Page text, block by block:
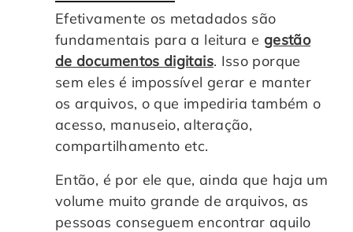
Efetivamente os metadados são
fundamentais para a leitura e gestão
de documentos digitais. Isso porque
sem eles é impossível gerar e manter
os arquivos, o que impediria também o
acesso, manuseio, alteração,
compartilhamento etc.
Então, é por ele que, ainda que haja um
volume muito grande de arquivos, as
pessoas conseguem encontrar aquilo